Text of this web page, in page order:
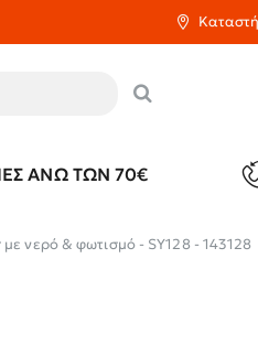
ΆΝΩ ΤΩΝ 70€
νερό & φωτισμό - SY128 - 143128